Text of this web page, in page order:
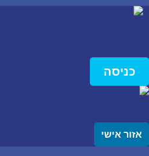
כניסה
אזור אישי